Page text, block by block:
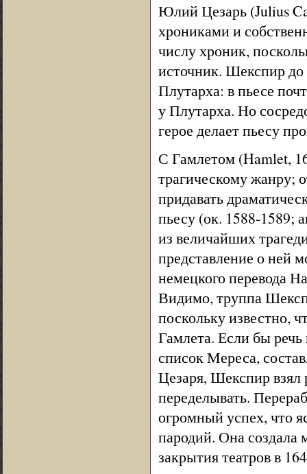
Юлий Цезарь (Julius
хрониками и
числу хроник,
источник. Шекспир
Плутарха: в пьесе
у Плутарха. Но
герое делает пьесу
С Гамлетом (Hamlet,
трагическому жанру;
придавать
пьесу (ок. 1588-1589;
из величайших
представление о ней
немецкого перевода
Видимо, труппа
поскольку известно,
Гамлета. Если бы
список Мереса,
Цезаря, Шекспир взял
переделывать.
огромный успех, что
пародий. Она
закрытия театров в